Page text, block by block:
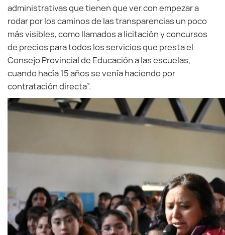
administrativas que tienen que ver con empezar a
rodar por los caminos de las transparencias un poco
más visibles, como llamados a licitación y concursos
de precios para todos los servicios que presta el
Consejo Provincial de Educación a las escuelas,
cuando hacía 15 años se venía haciendo por
contratación directa”.